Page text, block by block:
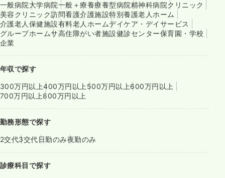
一般病院大学病院一般＋療養療養型病院精神科病院クリニック
美容クリニック訪問看護介護施設特別養護老人ホーム
介護老人保健施設有料老人ホームデイケア・デイサービス
グループホームサ高住障がい者施設健診センター保育園・学校
企業
年収で探す
300万円以上400万円以上 500万円以上600万円以上
700万円以上800万円以上
勤務形態で探す
2交代3交代日勤のみ夜勤のみ
診療科目で探す